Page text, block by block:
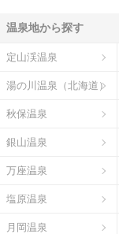
温泉地から探す
定山渓温泉
湯の川温泉（北海道）
秋保温泉
銀山温泉
万座温泉
塩原温泉
月岡温泉